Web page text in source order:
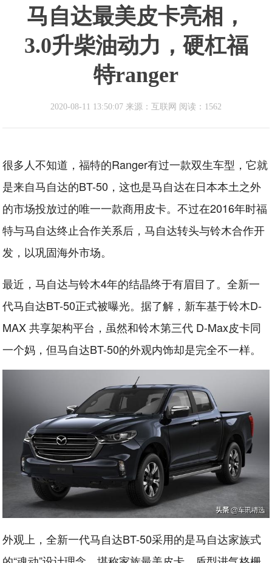
马自达最美皮卡亮相，
3.0升柴油动力，硬杠福
特ranger
2020-08-11 13:50:07 来源：互联网 阅读：1562
很多人不知道，福特的Ranger有过一款双生车型，它就
是来自马自达的BT-50，这也是马自达在日本本土之外
的市场投放过的唯一一款商用皮卡。不过在2016年时福
特与马自达终止合作关系后，马自达转头与铃木合作开
发，以巩固海外市场。
最近，马自达与铃木4年的结晶终于有眉目了。全新一
代马自达BT-50正式被曝光。据了解，新车基于铃木D-
MAX 共享架构平台，虽然和铃木第三代 D-Max皮卡同
一个妈，但马自达BT-50的外观内饰却是完全不一样。
外观上，全新一代马自达BT-50采用的是马自达家族式